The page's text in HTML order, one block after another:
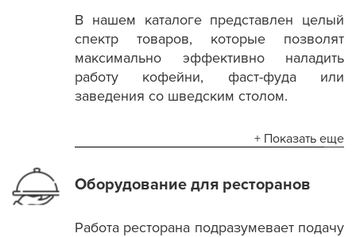
В нашем каталоге представлен целый
спектр товаров, которые позволят
максимально эффективно наладить
работу кофейни, фаст-фуда или
заведения со шведским столом.
+ Показать еще
Оборудование для ресторанов
Работа ресторана подразумевает подачу